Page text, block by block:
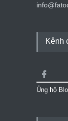
Kênh
Ủng hộ